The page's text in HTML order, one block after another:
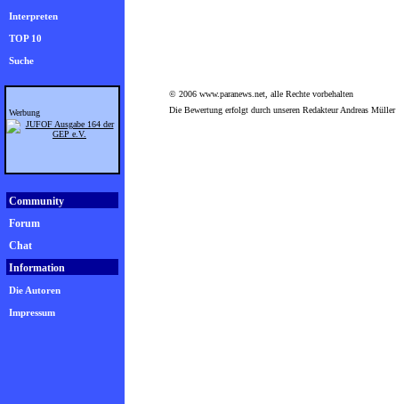
Interpreten
TOP 10
Suche
Werbung
Community
Forum
Chat
Information
Die Autoren
Impressum
© 2006 www.paranews.net, alle Rechte vorbehalten
Die Bewertung erfolgt durch unseren Redakteur Andreas Müller